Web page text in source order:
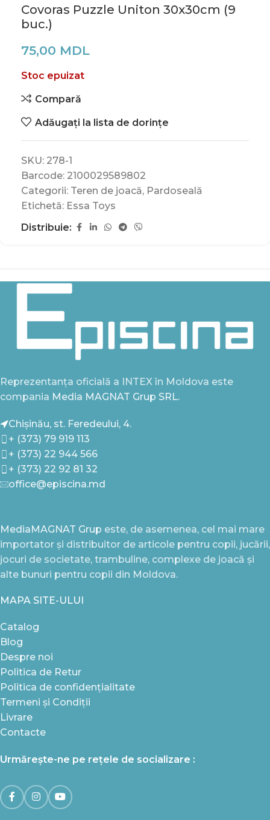
Covoras Puzzle Uniton 30x30cm (9
buc.)
75,00 MDL
Stoc epuizat
Compară
Adăugați la lista de dorințe
SKU: 278-1
Barcode: 2100029589802
Categorii: Teren de joacă, Pardoseală
Etichetă: Essa Toys
Distribuie:
Reprezentanța oficială a INTEX în Moldova este
compania Media MAGNAT Grup SRL.
Chișinău, st. Feredeului, 4.
+ (373) 79 919 113
+ (373) 22 944 566
+ (373) 22 92 81 32
office@episcina.md
MediaMAGNAT Grup este, de asemenea, cel mai mare
importator și distribuitor de articole pentru copii, jucării,
jocuri de societate, trambuline, complexe de joacă și
alte bunuri pentru copii din Moldova.
MAPA SITE-ULUI
Catalog
Blog
Despre noi
Politica de Retur
Politica de confidențialitate
Termeni și Condiții
Livrare
Contacte
Urmărește-ne pe rețele de socializare :